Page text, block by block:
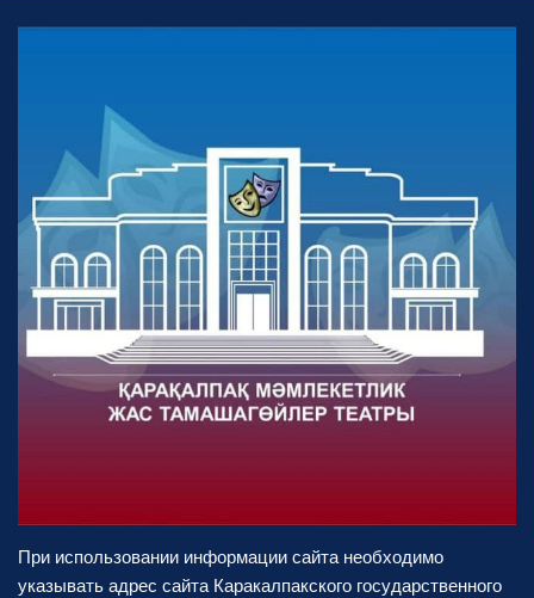
При использовании информации сайта необходимо
указывать адрес сайта Каракалпакского государственного